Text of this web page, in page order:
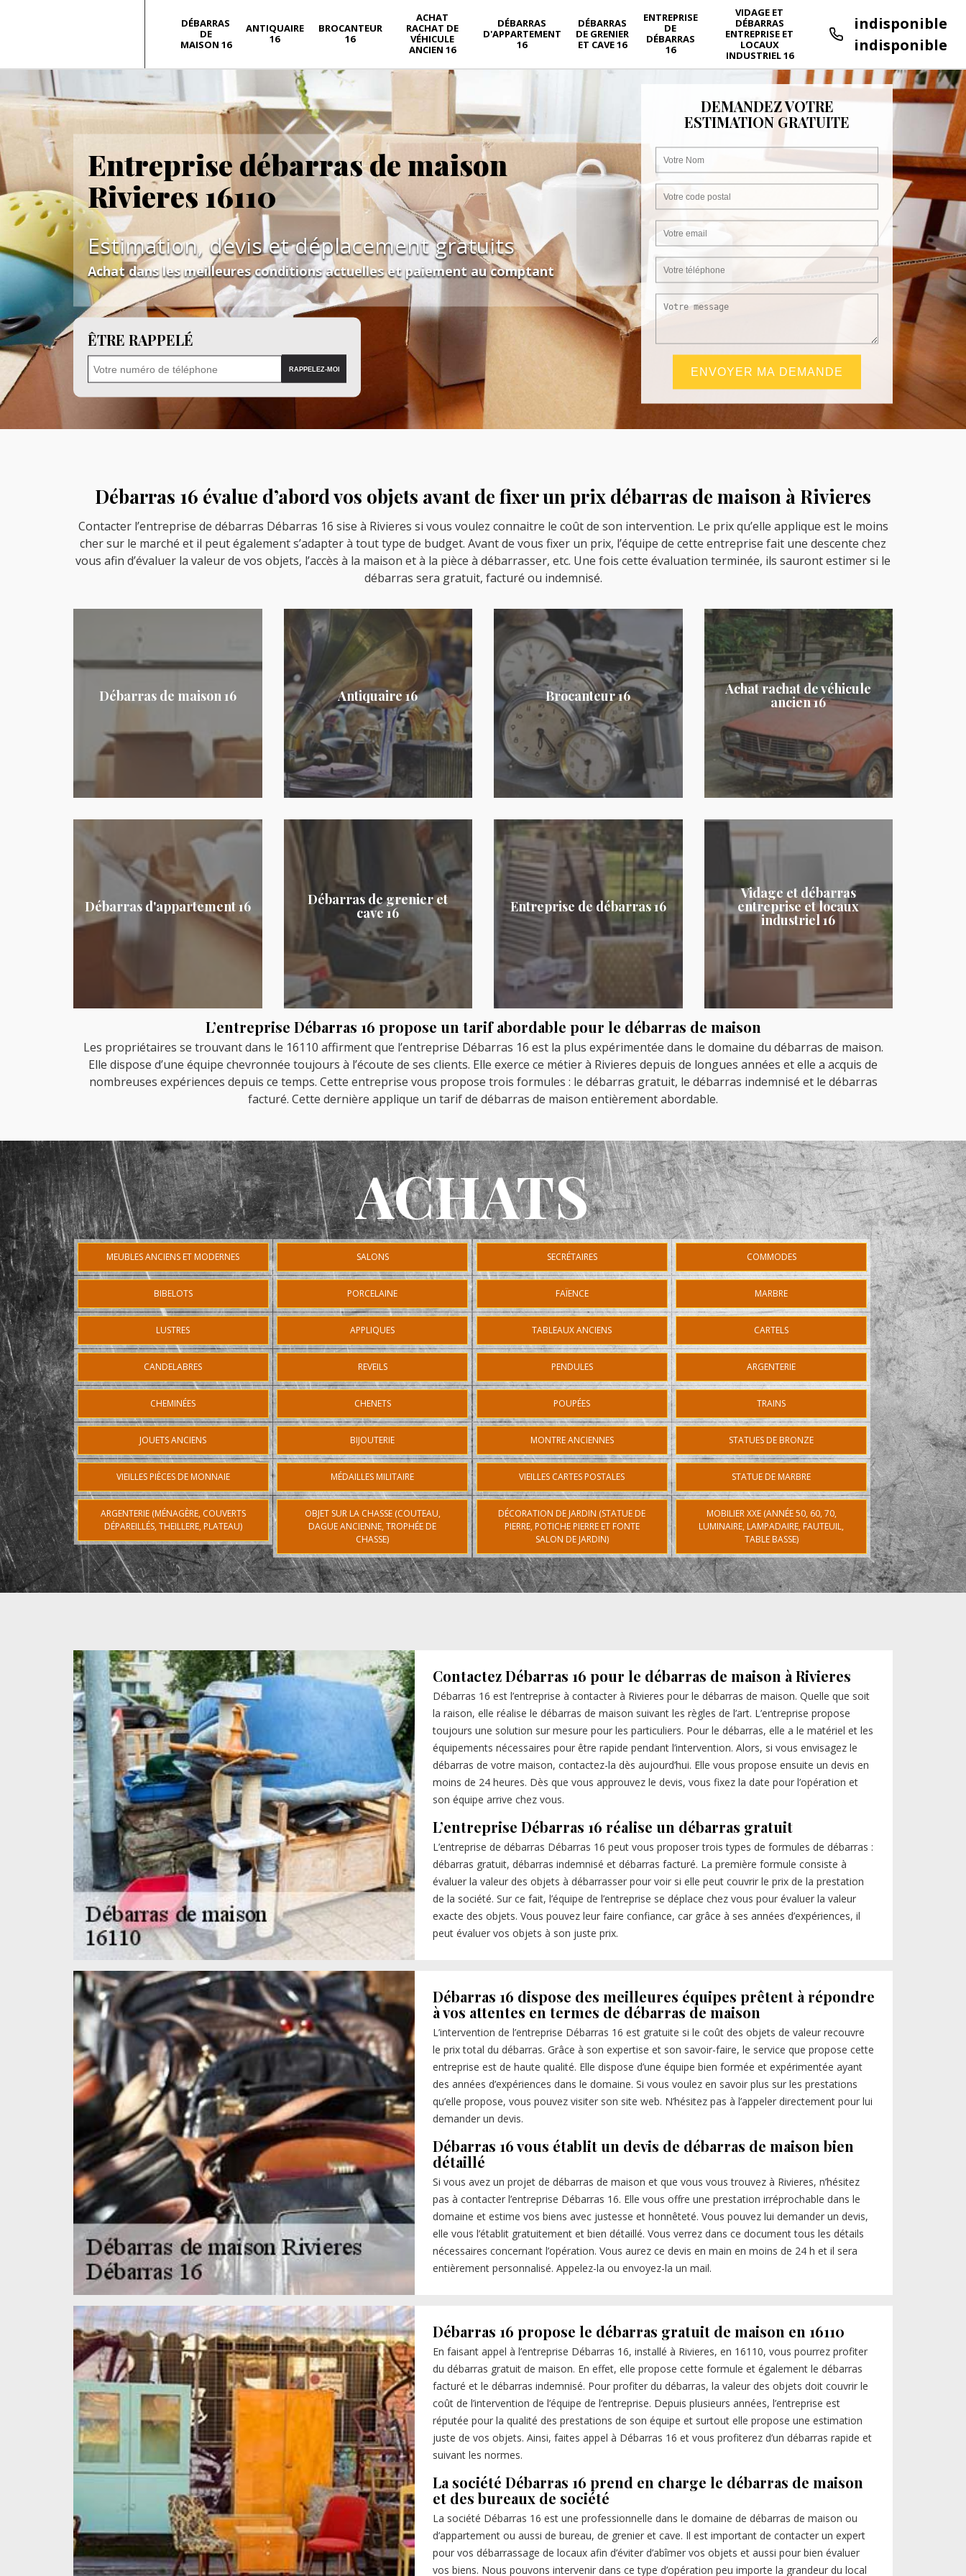
DÉBARRAS
DE
MAISON 16
ANTIQUAIRE
16
BROCANTEUR
16
ACHAT
RACHAT DE
VÉHICULE
ANCIEN 16
DÉBARRAS
D'APPARTEMENT
16
DÉBARRAS
DE GRENIER
ET CAVE 16
ENTREPRISE
DE
DÉBARRAS
16
VIDAGE ET
DÉBARRAS
ENTREPRISE ET
LOCAUX
INDUSTRIEL 16
indisponible
indisponible
Entreprise débarras de maison
Rivieres 16110
Estimation, devis et déplacement gratuits
Achat dans les meilleures conditions actuelles et paiement au comptant
ÊTRE RAPPELÉ
DEMANDEZ VOTRE
ESTIMATION GRATUITE
Débarras 16 évalue d’abord vos objets avant de fixer un prix débarras de maison à Rivieres
Contacter l’entreprise de débarras Débarras 16 sise à Rivieres si vous voulez connaitre le coût de son intervention. Le prix qu’elle applique est le moins
cher sur le marché et il peut également s’adapter à tout type de budget. Avant de vous fixer un prix, l’équipe de cette entreprise fait une descente chez
vous afin d’évaluer la valeur de vos objets, l’accès à la maison et à la pièce à débarrasser, etc. Une fois cette évaluation terminée, ils sauront estimer si le
débarras sera gratuit, facturé ou indemnisé.
Débarras de maison 16 Antiquaire 16 Brocanteur 16 Achat rachat de véhicule
ancien 16
Débarras d'appartement 16 Débarras de grenier et
cave 16 Entreprise de débarras 16
Vidage et débarras
entreprise et locaux
industriel 16
L’entreprise Débarras 16 propose un tarif abordable pour le débarras de maison
Les propriétaires se trouvant dans le 16110 affirment que l’entreprise Débarras 16 est la plus expérimentée dans le domaine du débarras de maison.
Elle dispose d’une équipe chevronnée toujours à l’écoute de ses clients. Elle exerce ce métier à Rivieres depuis de longues années et elle a acquis de
nombreuses expériences depuis ce temps. Cette entreprise vous propose trois formules : le débarras gratuit, le débarras indemnisé et le débarras
facturé. Cette dernière applique un tarif de débarras de maison entièrement abordable.
ACHATS
MEUBLES ANCIENS ET MODERNES SALONS SECRÉTAIRES COMMODES
BIBELOTS PORCELAINE FAÏENCE MARBRE
LUSTRES APPLIQUES TABLEAUX ANCIENS CARTELS
CANDELABRES REVEILS PENDULES ARGENTERIE
CHEMINÉES CHENETS POUPÉES TRAINS
JOUETS ANCIENS BIJOUTERIE MONTRE ANCIENNES STATUES DE BRONZE
VIEILLES PIÈCES DE MONNAIE MÉDAILLES MILITAIRE VIEILLES CARTES POSTALES STATUE DE MARBRE
ARGENTERIE (MÉNAGÈRE, COUVERTS
DÉPAREILLÉS, THEILLERE, PLATEAU)
OBJET SUR LA CHASSE (COUTEAU,
DAGUE ANCIENNE, TROPHÉE DE
CHASSE)
DÉCORATION DE JARDIN (STATUE DE
PIERRE, POTICHE PIERRE ET FONTE
SALON DE JARDIN)
MOBILIER XXE (ANNÉE 50, 60, 70,
LUMINAIRE, LAMPADAIRE, FAUTEUIL,
TABLE BASSE)
Contactez Débarras 16 pour le débarras de maison à Rivieres
Débarras 16 est l’entreprise à contacter à Rivieres pour le débarras de maison. Quelle que soit
la raison, elle réalise le débarras de maison suivant les règles de l’art. L’entreprise propose
toujours une solution sur mesure pour les particuliers. Pour le débarras, elle a le matériel et les
équipements nécessaires pour être rapide pendant l’intervention. Alors, si vous envisagez le
débarras de votre maison, contactez-la dès aujourd’hui. Elle vous propose ensuite un devis en
moins de 24 heures. Dès que vous approuvez le devis, vous fixez la date pour l’opération et
son équipe arrive chez vous.
L’entreprise Débarras 16 réalise un débarras gratuit
L’entreprise de débarras Débarras 16 peut vous proposer trois types de formules de débarras :
débarras gratuit, débarras indemnisé et débarras facturé. La première formule consiste à
évaluer la valeur des objets à débarrasser pour voir si elle peut couvrir le prix de la prestation
de la société. Sur ce fait, l’équipe de l’entreprise se déplace chez vous pour évaluer la valeur
exacte des objets. Vous pouvez leur faire confiance, car grâce à ses années d’expériences, il
peut évaluer vos objets à son juste prix.
Débarras 16 dispose des meilleures équipes prêtent à répondre
à vos attentes en termes de débarras de maison
L’intervention de l’entreprise Débarras 16 est gratuite si le coût des objets de valeur recouvre
le prix total du débarras. Grâce à son expertise et son savoir-faire, le service que propose cette
entreprise est de haute qualité. Elle dispose d’une équipe bien formée et expérimentée ayant
des années d’expériences dans le domaine. Si vous voulez en savoir plus sur les prestations
qu’elle propose, vous pouvez visiter son site web. N’hésitez pas à l’appeler directement pour lui
demander un devis.
Débarras 16 vous établit un devis de débarras de maison bien
détaillé
Si vous avez un projet de débarras de maison et que vous vous trouvez à Rivieres, n’hésitez
pas à contacter l’entreprise Débarras 16. Elle vous offre une prestation irréprochable dans le
domaine et estime vos biens avec justesse et honnêteté. Vous pouvez lui demander un devis,
elle vous l’établit gratuitement et bien détaillé. Vous verrez dans ce document tous les détails
nécessaires concernant l’opération. Vous aurez ce devis en main en moins de 24 h et il sera
entièrement personnalisé. Appelez-la ou envoyez-la un mail.
Débarras 16 propose le débarras gratuit de maison en 16110
En faisant appel à l’entreprise Débarras 16, installé à Rivieres, en 16110, vous pourrez profiter
du débarras gratuit de maison. En effet, elle propose cette formule et également le débarras
facturé et le débarras indemnisé. Pour profiter du débarras, la valeur des objets doit couvrir le
coût de l’intervention de l’équipe de l’entreprise. Depuis plusieurs années, l’entreprise est
réputée pour la qualité des prestations de son équipe et surtout elle propose une estimation
juste de vos objets. Ainsi, faites appel à Débarras 16 et vous profiterez d’un débarras rapide et
suivant les normes.
La société Débarras 16 prend en charge le débarras de maison
et des bureaux de société
La société Débarras 16 est une professionnelle dans le domaine de débarras de maison ou
d’appartement ou aussi de bureau, de grenier et cave. Il est important de contacter un expert
pour vos débarrassage de locaux afin d’éviter d’abîmer vos objets et aussi pour bien évaluer
vos biens. Nous pouvons intervenir dans ce type d’opération peu importe la grandeur du local